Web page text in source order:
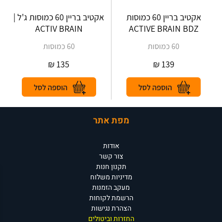
אקטיב בריין 60 כמוסות
ACTIVE BRAIN BDZ
60 כמוסות
139
₪
אקטיב בריין 60 כמוסות ג'ל |
ACTIV BRAIN
60 כמוסות
135
₪
מפת אתר
אודות
צור קשר
תקנון חנות
מדיניות משלוח
מעקב הזמנות
הרשמת לקוחות
הצהרת נגישות
החזרות וביטולים